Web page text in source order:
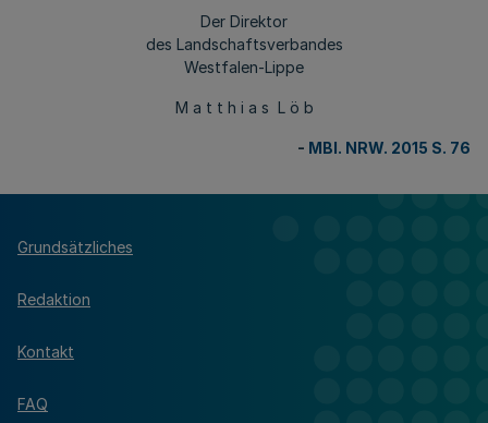
Der Direktor
des Landschaftsverbandes
Westfalen-Lippe
M a t t h i a s L ö b
- MBl. NRW. 2015 S. 76
Grundsätzliches
Redaktion
Kontakt
FAQ